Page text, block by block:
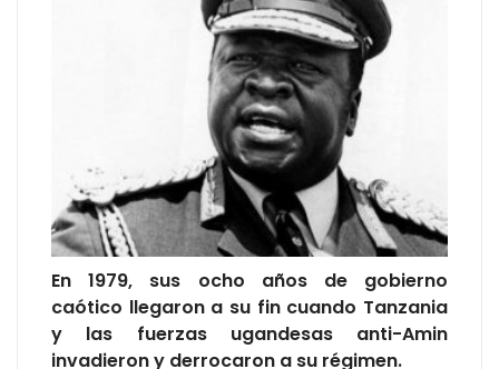
En 1979, sus ocho años de gobierno
caótico llegaron a su fin cuando Tanzania
y las fuerzas ugandesas anti-Amin
invadieron y derrocaron a su régimen.